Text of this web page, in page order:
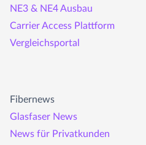
NE3 & NE4 Ausbau
Carrier Access Plattform
Vergleichsportal
Fibernews
Glasfaser News
News für Privatkunden